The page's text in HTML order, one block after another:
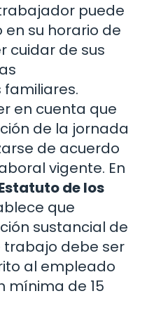
puede
su horario de
cuidar de sus
en cuenta que
de la jornada
de acuerdo
vigente. En
de los
que
sustancial de
trabajo debe ser
al empleado
mínima de 15